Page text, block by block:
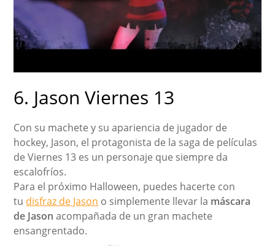
6. Jason Viernes 13
Con su machete y su apariencia de jugador de
hockey, Jason, el protagonista de la saga de películas
de Viernes 13 es un personaje que siempre da
escalofríos.
Para el próximo Halloween, puedes hacerte con
tu disfraz de Jason o simplemente llevar la máscara
de Jason acompañada de un gran machete
ensangrentado.